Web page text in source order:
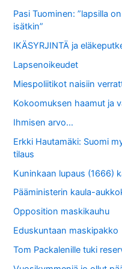
Pasi Tuominen: ”lapsilla
isätkin”
IKÄSYRJINTÄ ja
Lapsenoikeudet
Miespoliitikot naisiin
Kokoomuksen haamut ja
Ihmisen arvo…
Erkki Hautamäki: Suomi
tilaus
Kuninkaan lupaus (1666)
Pääministerin kaula-
Opposition maskikauhu
Eduskuntaan maskipakko
Tom Packalenille tuki